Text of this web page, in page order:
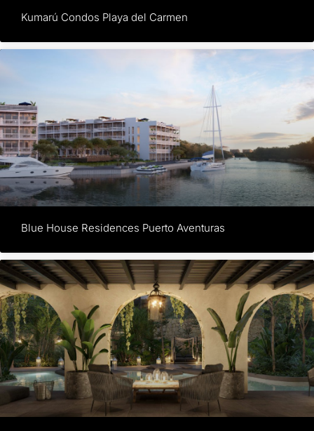
Kumarú Condos Playa del Carmen
Blue House Residences Puerto Aventuras